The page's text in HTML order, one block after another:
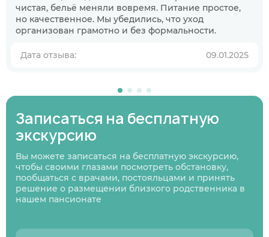
чистая, бельё меняли вовремя. Питание простое,
но качественное. Мы убедились, что уход
организован грамотно и без формальности.
Дата отзыва: 09.01.2025
Записаться на бесплатную
экскурсию
Вы можете записаться на бесплатную экскурсию,
чтобы своими глазами посмотреть обстановку,
пообщаться с врачами, постояльцами и принять
решение о размещении близкого родственника в
нашем пансионате
Когда планируете размещение в
пансионате?
Узнаю информацию на будущее
Предыдущий вопрос
Следующий вопрос
конфиденциальностии пользовательским
Оставить заявку
Нажимая кнопку я соглашаюсьс политикой
соглашением
Перезвоните мне
конфиденциальностии пользовательским
соглашением
конфиденциальностии пользовательским
соглашением